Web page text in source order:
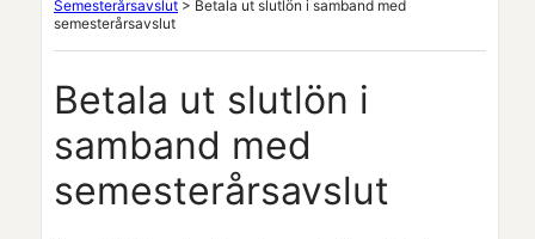
Semesterårsavslut > Betala ut slutlön i samband med
semesterårsavslut
Betala ut slutlön i
samband med
semesterårsavslut